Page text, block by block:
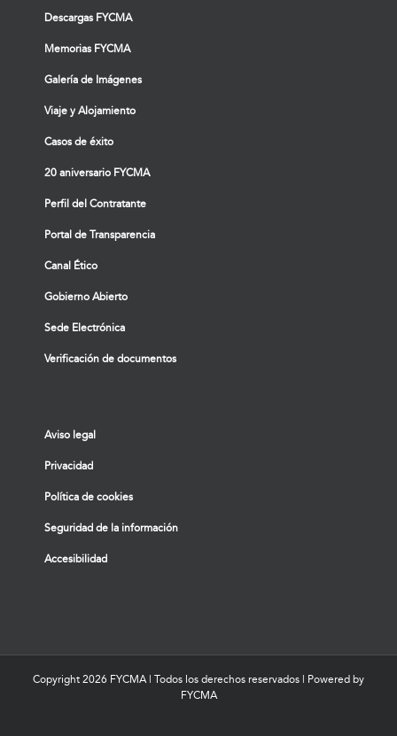
Descargas FYCMA
Memorias FYCMA
Galería de Imágenes
Viaje y Alojamiento
Casos de éxito
20 aniversario FYCMA
Perfil del Contratante
Portal de Transparencia
Canal Ético
Gobierno Abierto
Sede Electrónica
Verificación de documentos
Aviso legal
Privacidad
Política de cookies
Seguridad de la información
Accesibilidad
Copyright 2026 FYCMA | Todos los derechos reservados | Powered by
FYCMA